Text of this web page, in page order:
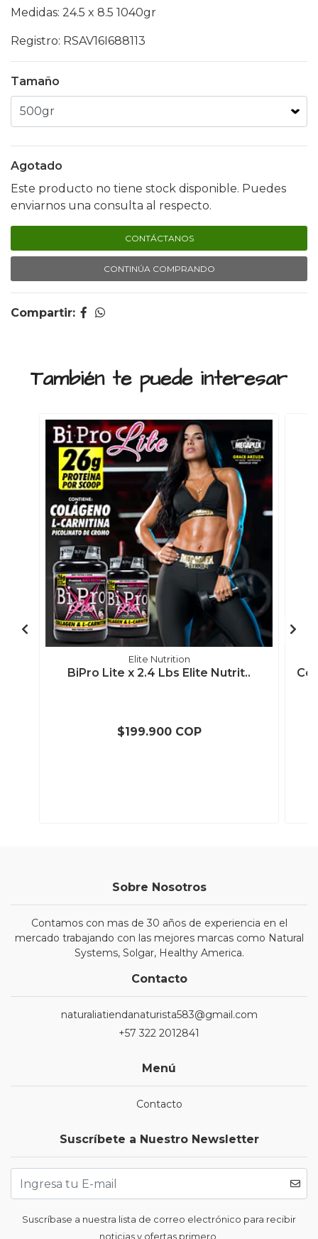
Medidas: 24.5 x 8.5 1040gr
Registro: RSAV16I688113
Tamaño
Agotado
Este producto no tiene stock disponible. Puedes
enviarnos una consulta al respecto.
CONTÁCTANOS
CONTINÚA COMPRANDO
Compartir:
También te puede interesar
Elite Nutrition
BiPro Lite x 2.4 Lbs Elite Nutrit..
$199.900 COP
Sobre Nosotros
Contamos con mas de 30 años de experiencia en el
mercado trabajando con las mejores marcas como Natural
Systems, Solgar, Healthy America.
Contacto
naturaliatiendanaturista583@gmail.com
+57 322 2012841
Menú
Contacto
Suscríbete a Nuestro Newsletter
Suscríbase a nuestra lista de correo electrónico para recibir
noticias y ofertas primero.